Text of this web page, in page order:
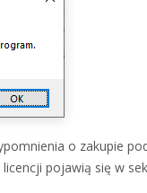
o zakupie
pojawią się w